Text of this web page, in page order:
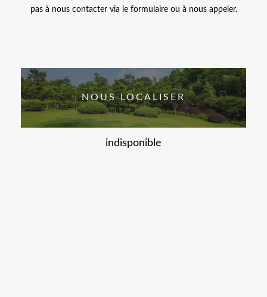
pas à nous contacter via le formulaire ou à nous appeler.
NOUS LOCALISER
indisponible